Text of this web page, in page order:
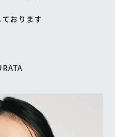
おります